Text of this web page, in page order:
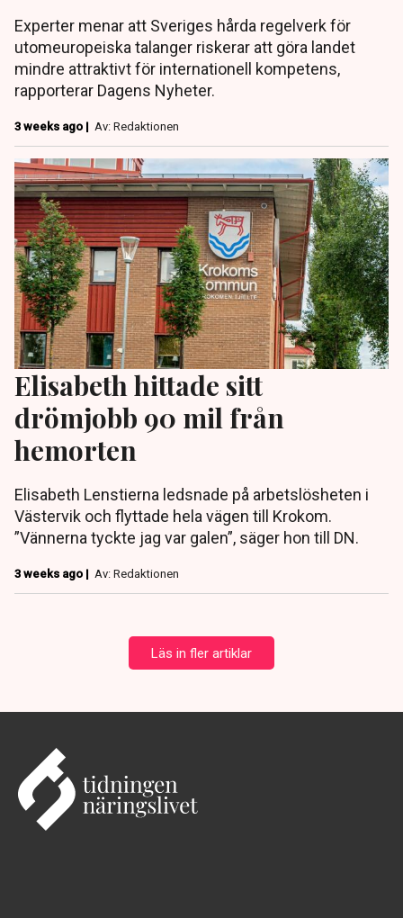
Experter menar att Sveriges hårda regelverk för
utomeuropeiska talanger riskerar att göra landet
mindre attraktivt för internationell kompetens,
rapporterar Dagens Nyheter.
3 weeks ago | Av: Redaktionen
Elisabeth hittade sitt
drömjobb 90 mil från
hemorten
Elisabeth Lenstierna ledsnade på arbetslösheten i
Västervik och flyttade hela vägen till Krokom.
”Vännerna tyckte jag var galen”, säger hon till DN.
3 weeks ago | Av: Redaktionen
Läs in fler artiklar